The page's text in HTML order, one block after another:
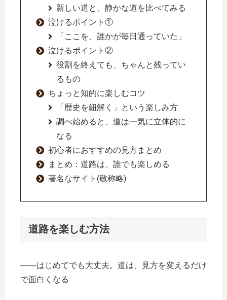
新しい道と、静かな道を比べてみる
泣けるポイント①
「ここを、誰かが毎日通っていた」
泣けるポイント②
役割を終えても、ちゃんと残ってい
るもの
ちょっと知的に楽しむコツ
「歴史を紐解く」という楽しみ方
調べ始めると、道は一気に立体的に
なる
初心者におすすめの見方まとめ
まとめ：道路は、誰でも楽しめる
著名なサイト(敬称略)
道路を楽しむ方法
――はじめてでも大丈夫。道は、見方を変えるだけ
で面白くなる